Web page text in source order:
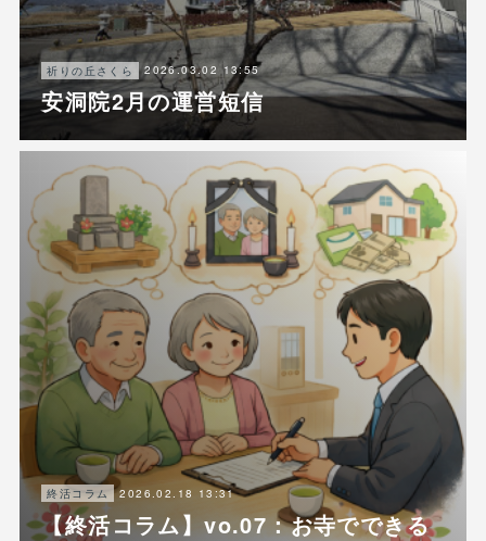
祈りの丘さくら 2026.03.02 13:55
安洞院2月の運営短信
終活コラム 2026.02.18 13:31
【終活コラム】vo.07：お寺でできる